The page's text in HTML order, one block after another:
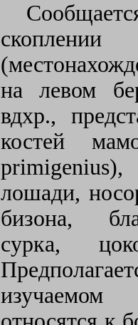
на левом
вдхр.,
костей
primigenius),
лошади,
бизона,
сурка,
изучаемом